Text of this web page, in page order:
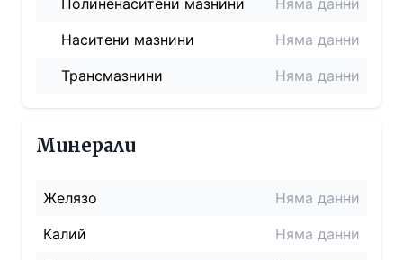
Полиненаситени мазнини
Няма данни
Наситени мазнини
Няма данни
Трансмазнини
Няма данни
Минерали
Желязо
Няма данни
Калий
Няма данни